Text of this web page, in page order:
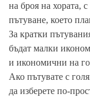
на броя на хората,
пътуване, което
За кратки
бъдат малки
и икономични на
Ако пътувате с
да изберете по-